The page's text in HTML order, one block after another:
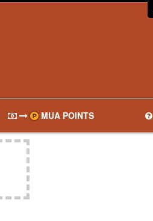
MUA POINTS